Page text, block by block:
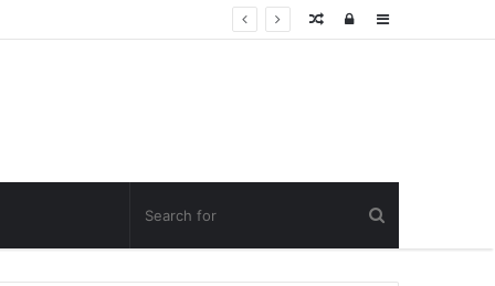
Sidebar
Log
Random